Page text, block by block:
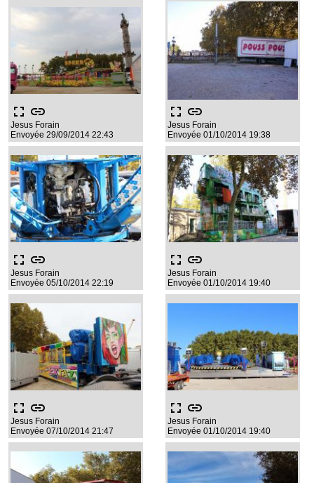
fullscreen link
Jesus Forain
Envoyée 29/09/2014 22:43
fullscreen link
Jesus Forain
Envoyée 01/10/2014 19:38
fullscreen link
Jesus Forain
Envoyée 05/10/2014 22:19
fullscreen link
Jesus Forain
Envoyée 01/10/2014 19:40
fullscreen link
Jesus Forain
Envoyée 07/10/2014 21:47
fullscreen link
Jesus Forain
Envoyée 01/10/2014 19:40